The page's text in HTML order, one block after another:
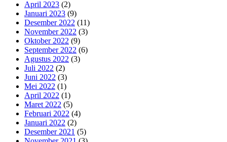
April 2023 (2)
Januari 2023 (9)
Desember 2022 (11)
November 2022 (3)
Oktober 2022 (9)
September 2022 (6)
Agustus 2022 (3)
Juli 2022 (2)
Juni 2022 (3)
Mei 2022 (1)
April 2022 (1)
Maret 2022 (5)
Februari 2022 (4)
Januari 2022 (2)
Desember 2021 (5)